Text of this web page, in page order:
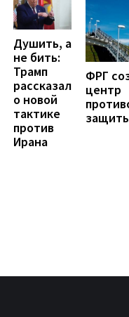
Душить, а
не бить:
Трамп
рассказал
о новой
тактике
против
Ирана
ФРГ
центр